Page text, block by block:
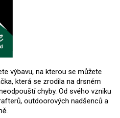
výbavu, na kterou se můžete
která se zrodila na drsném
chyby. Od svého vzniku
outdoorových nadšenců a